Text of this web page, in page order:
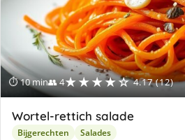
⏱ 10 min👥 4★★★★☆ 4.17 (12)
Wortel-rettich salade
Bijgerechten Salades